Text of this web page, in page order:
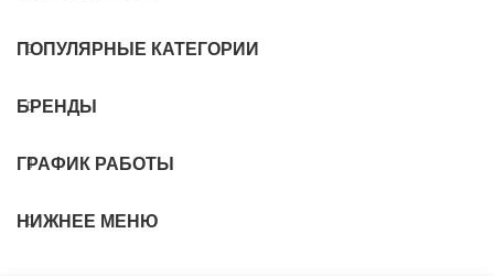
ПОПУЛЯРНЫЕ КАТЕГОРИИ
БРЕНДЫ
ГРАФИК РАБОТЫ
НИЖНЕЕ МЕНЮ